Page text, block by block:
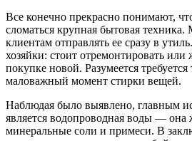
Все конечно прекрасно понимают,
сломаться крупная бытовая
клиентам отправлять ее сразу в
хозяйки: стоит отремонтировать или
покупке новой. Разумеется
маловажный момент стирки вещей.
Наблюдая было выявлено, главным
является водопроводная воды — она
минеральные соли и примеси. В